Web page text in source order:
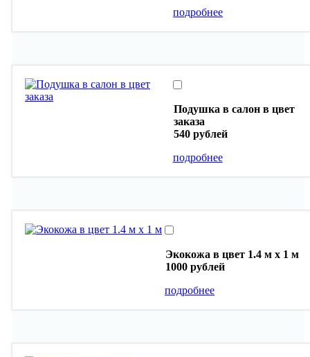
подробнее
Подушка в салон в цвет
заказа
540 рублей
подробнее
Экокожа в цвет 1.4 м х 1 м
1000 рублей
подробнее